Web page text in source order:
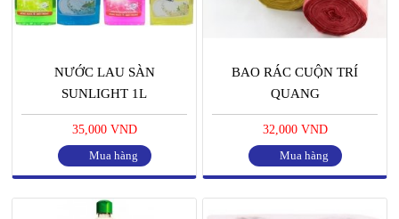
NƯỚC LAU SÀN
SUNLIGHT 1L
35,000 VND
Mua hàng
BAO RÁC CUỘN TRÍ
QUANG
32,000 VND
Mua hàng